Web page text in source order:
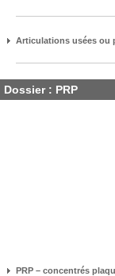
Articulations usées ou
Dossier : PRP
PRP – concentrés